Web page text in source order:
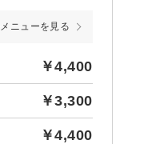
ニューを見る
￥4,400
￥3,300
￥4,400